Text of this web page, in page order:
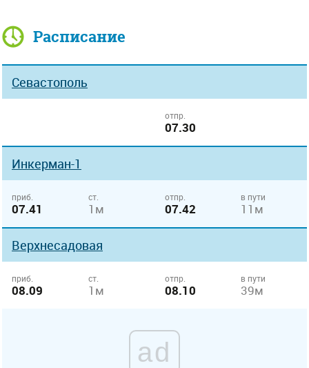
Расписание
Севастополь
отпр.
07.30
Инкерман-1
приб.
07.41
ст.
1м
отпр.
07.42
в пути
11м
Верхнесадовая
приб.
08.09
ст.
1м
отпр.
08.10
в пути
39м
ad